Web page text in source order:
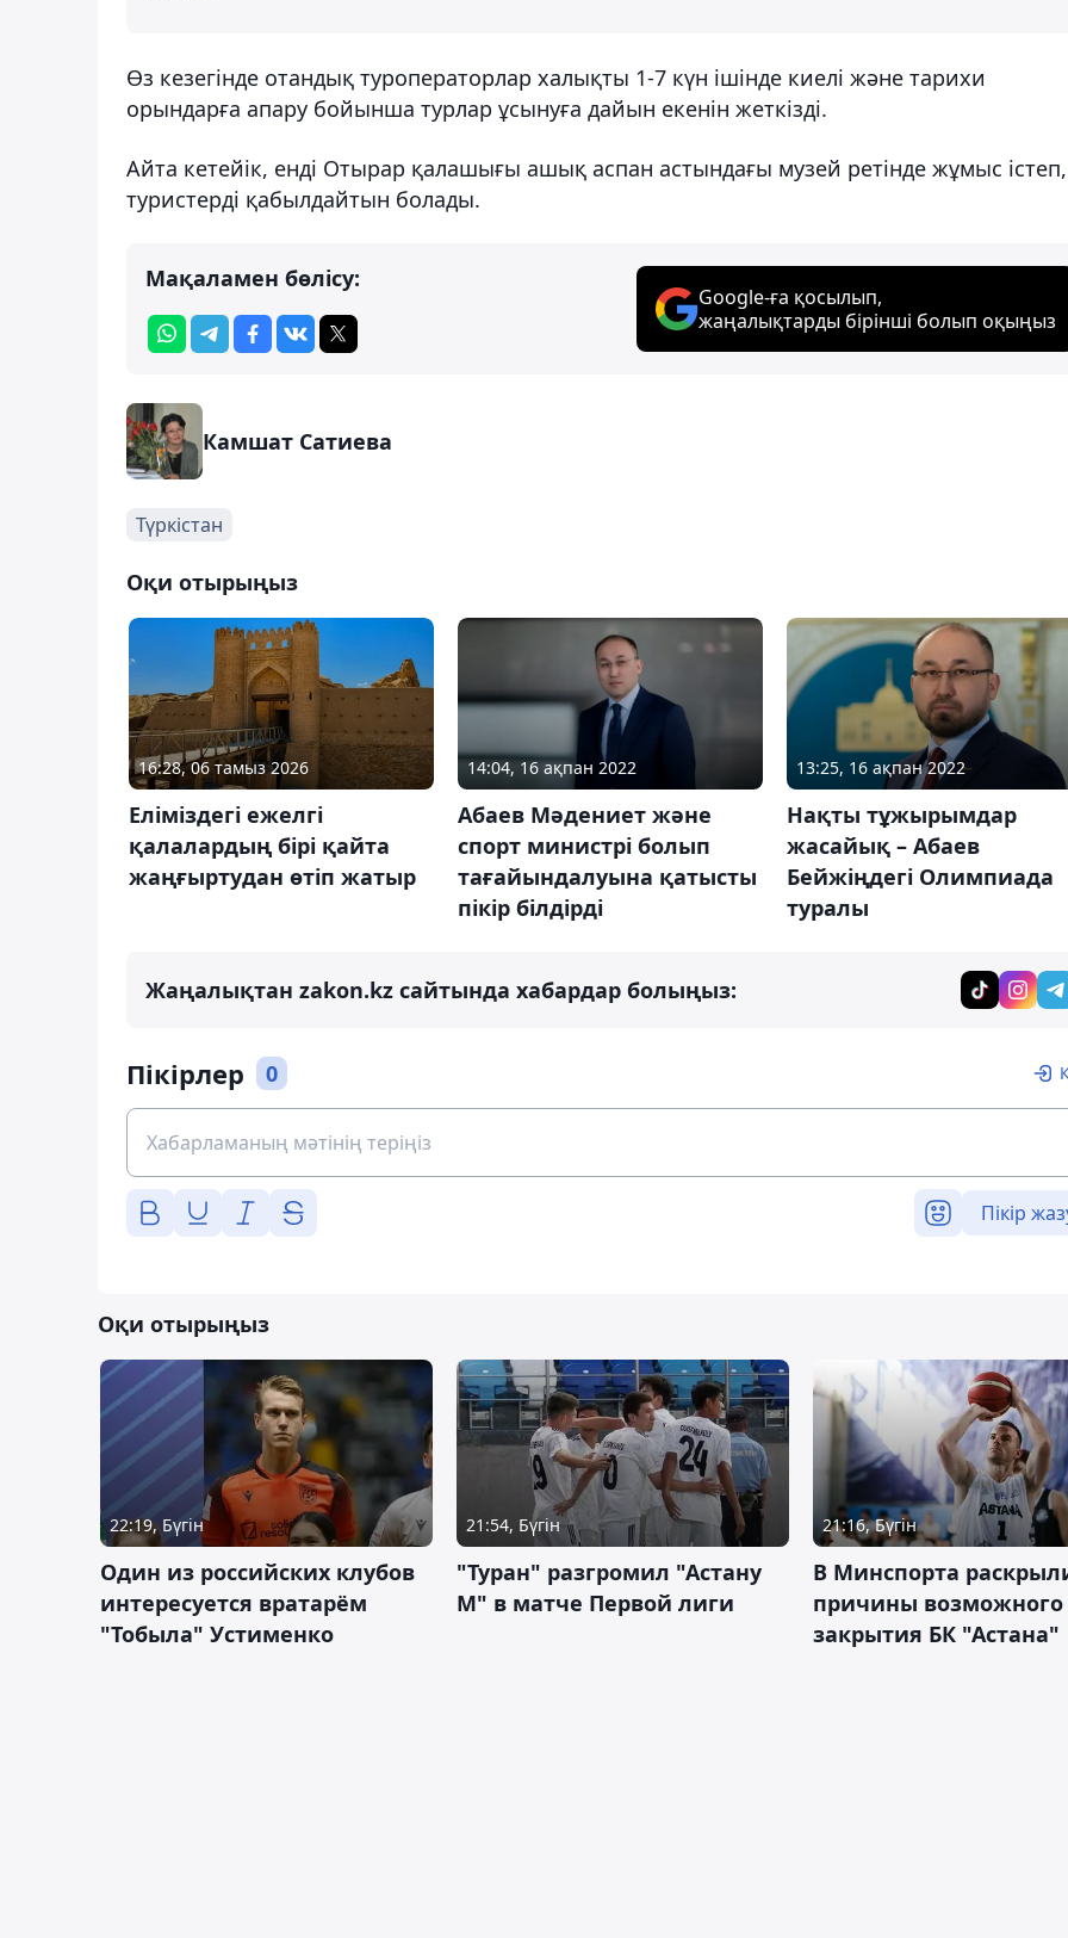
Өз кезегінде отандық туроператорлар халықты 1-7 күн ішінде киелі және тарихи
орындарға апару бойынша турлар ұсынуға дайын екенін жеткізді.
Айта кетейік, енді Отырар қалашығы ашық аспан астындағы музей ретінде жұмыс істеп,
туристерді қабылдайтын болады.
Мақаламен бөлісу:
Google-ға қосылып,
жаңалықтарды бірінші болып оқыңыз
Камшат Сатиева
Түркістан
Оқи отырыңыз
16:28, 06 тамыз 2026
Еліміздегі ежелгі
қалалардың бірі қайта
жаңғыртудан өтіп жатыр
14:04, 16 ақпан 2022
Абаев Мәдениет және
спорт министрі болып
тағайындалуына қатысты
пікір білдірді
13:25, 16 ақпан 2022
Нақты тұжырымдар
жасайық – Абаев
Бейжіңдегі Олимпиада
туралы
Жаңалықтан zakon.kz сайтында хабардар болыңыз:
Пікірлер 0
Пікір
Оқи отырыңыз
22:19, Бүгін
Один из российских клубов
интересуется вратарём
"Тобыла" Устименко
21:54, Бүгін
"Туран" разгромил "Астану
М" в матче Первой лиги
21:16, Бүгін
В Минспорта
причины возможного
закрытия БК "Астана"